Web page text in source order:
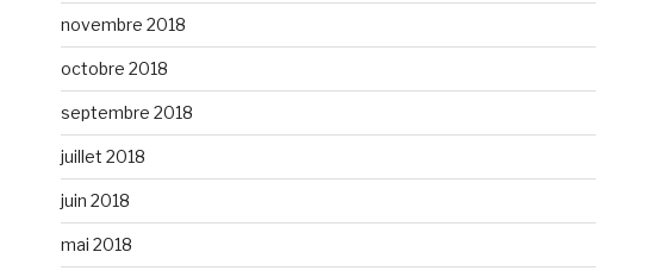
novembre 2018
octobre 2018
septembre 2018
juillet 2018
juin 2018
mai 2018